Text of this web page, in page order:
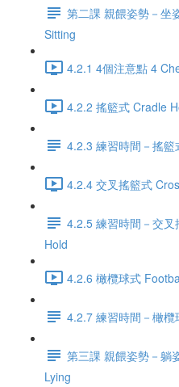
第二課 親餵姿勢－坐
Sitting
4.2.1 4個注意點 4
4.2.2 搖籃式 Cradle
4.2.3 練習時間－搖
4.2.4 交叉搖籃式
4.2.5 練習時間－交
Hold
4.2.6 橄欖球式
4.2.7 練習時間－橄
第三課 親餵姿勢－躺
Lying